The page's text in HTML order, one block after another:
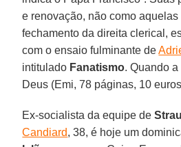
e renovação, não como
fechamento da direita clerical,
com o ensaio fulminante de
intitulado Fanatismo. Quando
Deus (Emi, 78 páginas, 10
Ex-socialista da equipe de
Candiard, 38, é hoje um